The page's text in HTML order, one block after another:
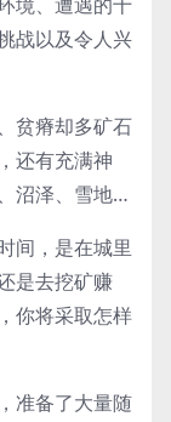
战以及令人兴
贫瘠却多矿石
还有充满神
沼泽、雪地…
间，是在城里
是去挖矿赚
你将采取怎样
准备了大量随